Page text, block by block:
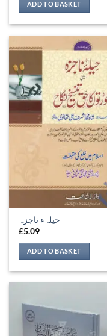
ADD TO BASKET
حیلہء ناجزہ
£5.09
ADD TO BASKET